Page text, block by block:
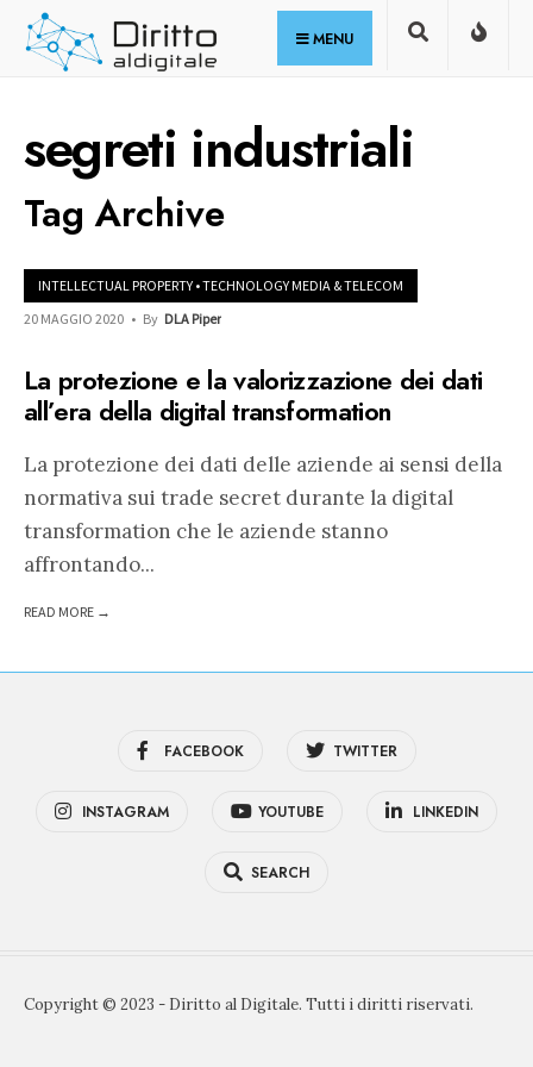
Skip
MENU
segreti industriali
Tag Archive
INTELLECTUAL PROPERTY •TECHNOLOGY MEDIA & TELECOM
20 MAGGIO 2020 • By DLA Piper
La protezione e la valorizzazione dei dati
all’era della digital transformation
La protezione dei dati delle aziende ai sensi della
normativa sui trade secret durante la digital
transformation che le aziende stanno
affrontando...
READ MORE →
FACEBOOK TWITTER
INSTAGRAM YOUTUBE LINKEDIN
SEARCH
Copyright © 2023 - Diritto al Digitale. Tutti i diritti riservati.